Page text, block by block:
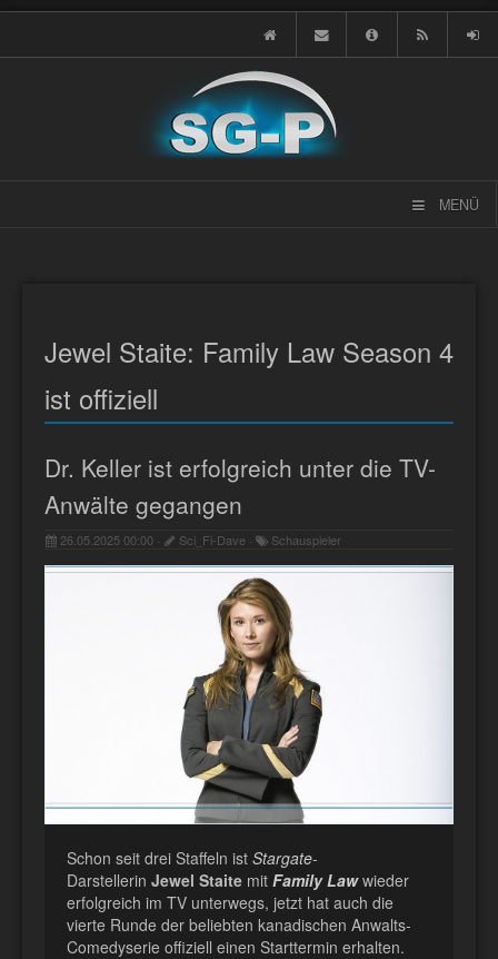
MENÜ
Jewel Staite: Family Law Season 4
ist offiziell
Dr. Keller ist erfolgreich unter die TV-
Anwälte gegangen
26.05.2025 00:00 · Sci_Fi-Dave · Schauspieler
Schon seit drei Staffeln ist Stargate-
Darstellerin Jewel Staite mit Family Lawwieder
erfolgreich im TV unterwegs, jetzt hat auch die
vierte Runde der beliebten kanadischen Anwalts-
Comedyserie offiziell einen Starttermin erhalten.